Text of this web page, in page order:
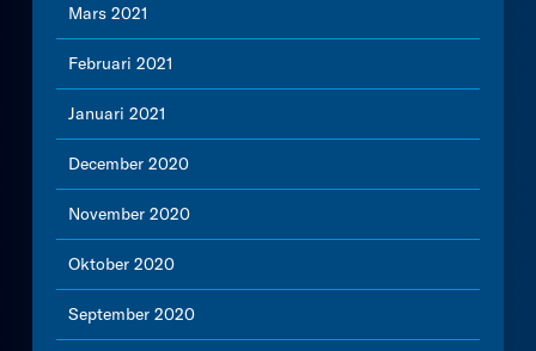
Mars 2021
Februari 2021
Januari 2021
December 2020
November 2020
Oktober 2020
September 2020